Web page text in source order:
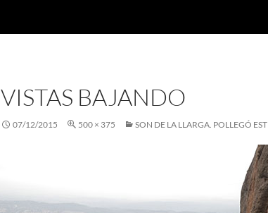
VISTAS BAJANDO
07/12/2015 500 × 375 SON DE LA LLARGA. POLLEGÓ EST